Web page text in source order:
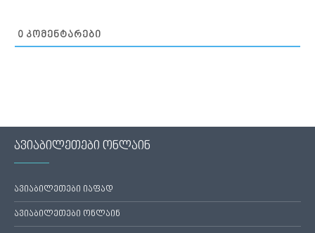
0 ᲙᲝᲛᲔᲜᲢᲐᲠᲔᲑᲘ
ავიაბილეთები ონლაინ
ავიაბილეთები იაფად
ავიაბილეთები ონლაინ